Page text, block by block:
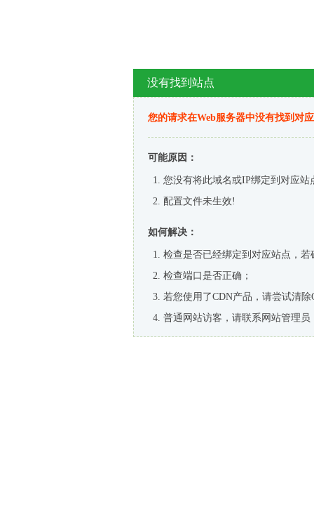
没有找到站点
您的请求在Web服务器中没有找到对
可能原因：
您没有将此域名或IP绑定到对应站
配置文件未生效!
如何解决：
检查是否已经绑定到对应站点，
检查端口是否正确；
若您使用了CDN产品，请尝试清除
普通网站访客，请联系网站管理员